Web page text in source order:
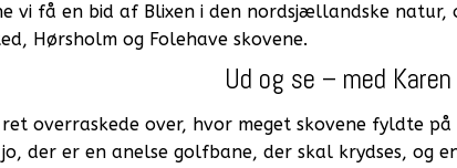
vi få en bid af Blixen i den nordsjællandske
Hørsholm og Folehave skovene.
Ud og se – med Karen
overraskede over, hvor meget skovene fyldte
jo, der er en anelse golfbane, der skal krydses, og